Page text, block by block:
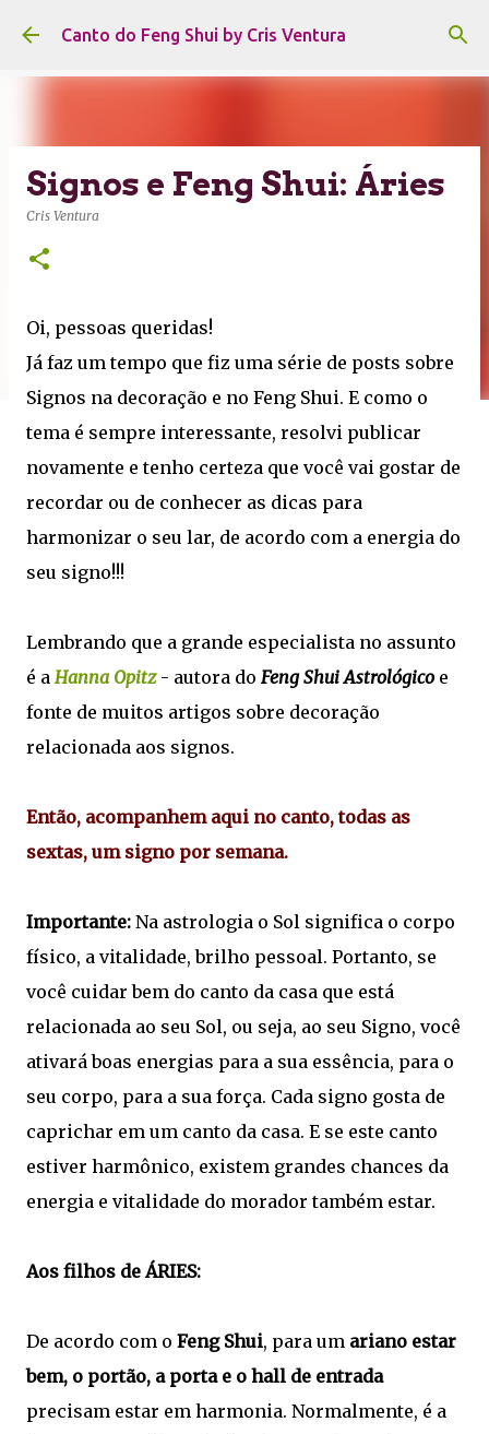
Pular para o conteúdo principal
Canto do Feng Shui by Cris Ventura
Signos e Feng Shui: Áries
Cris Ventura
Oi, pessoas queridas!
Já faz um tempo que fiz uma série de posts sobre
Signos na decoração e no Feng Shui. E como o
tema é sempre interessante, resolvi publicar
novamente e tenho certeza que você vai gostar de
recordar ou de conhecer as dicas para
harmonizar o seu lar, de acordo com a energia do
seu signo!!!
Lembrando que a grande especialista no assunto
é a Hanna Opitz- autora do Feng Shui Astrológico e
fonte de muitos artigos sobre decoração
relacionada aos signos.
Então, acompanhem aqui no canto, todas as
sextas, um signo por semana.
Importante: Na astrologia o Sol significa o corpo
físico, a vitalidade, brilho pessoal. Portanto, se
você cuidar bem do canto da casa que está
relacionada ao seu Sol, ou seja, ao seu Signo, você
ativará boas energias para a sua essência, para o
seu corpo, para a sua força. Cada signo gosta de
caprichar em um canto da casa. E se este canto
estiver harmônico, existem grandes chances da
energia e vitalidade do morador também estar.
Aos filhos de ÁRIES:
De acordo com o Feng Shui, para um ariano estar
bem, o portão, a porta e o hall de entrada
precisam estar em harmonia. Normalmente, é a